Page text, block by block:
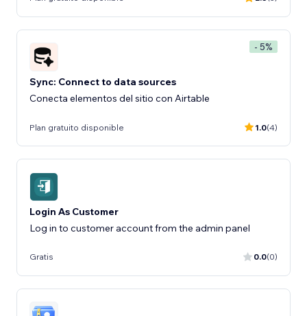
- 5%
Sync: Connect to data sources
Conecta elementos del sitio con Airtable
Plan gratuito disponible 1.0(4)
Login As Customer
Log in to customer account from the admin panel
Gratis 0.0(0)